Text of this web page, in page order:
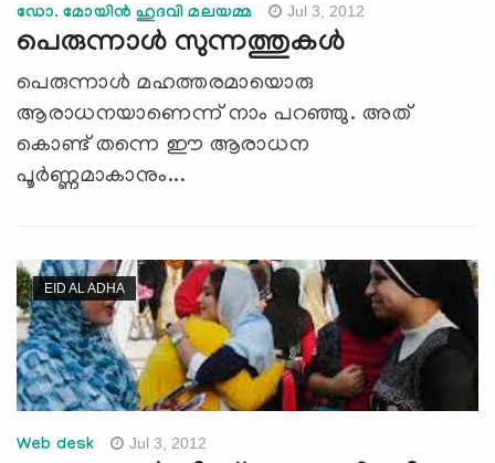
ഡോ. മോയിന്‍ ഹുദവി മലയമ്മ Jul 3, 2012
പെരുന്നാള്‍ സുന്നത്തുകള്‍
പെരുന്നാള്‍ മഹത്തരമായൊരു
ആരാധനയാണെന്ന് നാം പറഞ്ഞു. അത്
കൊണ്ട് തന്നെ ഈ ആരാധന
പൂര്‍ണ്ണമാകാനും...
EID AL ADHA
Web desk Jul 3, 2012